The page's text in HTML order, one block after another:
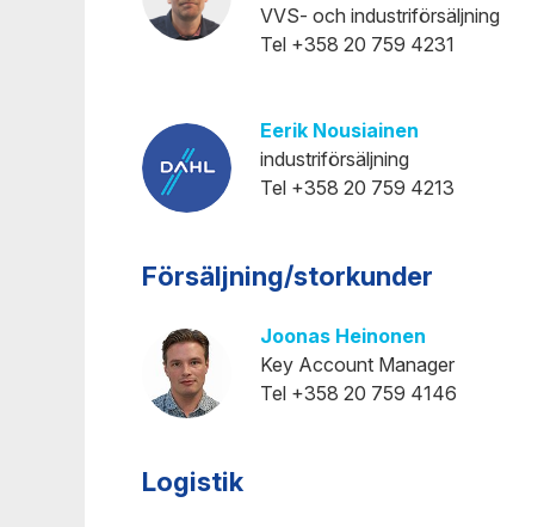
VVS- och industriförsäljning
Tel +358 20 759 4231
Eerik Nousiainen
industriförsäljning
Tel +358 20 759 4213
Försäljning/storkunder
Joonas Heinonen
Key Account Manager
Tel +358 20 759 4146
Logistik